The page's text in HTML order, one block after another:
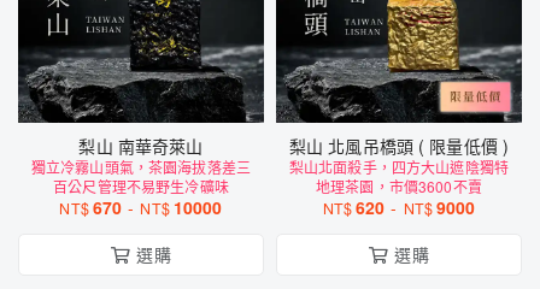
梨山 南華奇萊山
獨立冷霧山頭氣，茶園海拔落差三
百公尺管理不易野生冷礦味
NT$670 - NT$ 10000
選購
梨山 北風吊橋頭 ( 限量低價 )
梨山北面殺手，四方大山遮陰獨特
地理茶園，市價3600不賣
NT$620 - NT$9000
選購